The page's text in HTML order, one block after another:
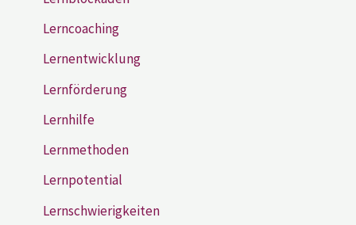
Lerncoaching
Lernentwicklung
Lernförderung
Lernhilfe
Lernmethoden
Lernpotential
Lernschwierigkeiten